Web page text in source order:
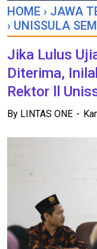
HOME › JAWA
› UNISSULA
Jika Lulus
Diterima,
Rektor ll
By LINTAS ONE